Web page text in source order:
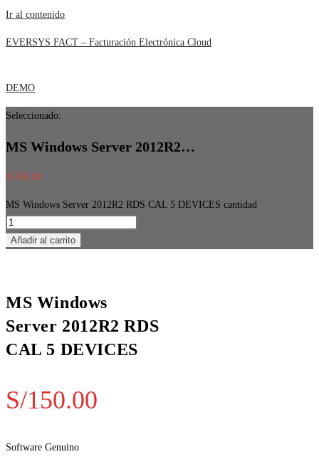
Ir al contenido
EVERSYS FACT – Facturación Electrónica Cloud
DEMO
Seleccionado:
MS Windows Server 2012R2…
S/150.00
MS Windows Server 2012R2 RDS CAL 5 DEVICES cantidad
Añadir al carrito
MS Windows
Server 2012R2 RDS
CAL 5 DEVICES
S/150.00
Software Genuino